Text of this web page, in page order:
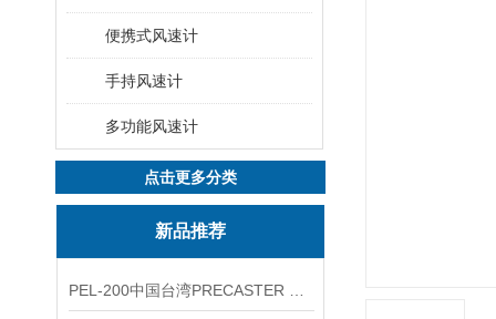
便携式风速计
手持风速计
多功能风速计
点击更多分类
新品推荐